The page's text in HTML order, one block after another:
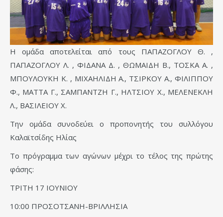
Η ομάδα αποτελείται από τους ΠΑΠΑΖΟΓΛΟΥ Θ. ,
ΠΑΠΑΖΟΓΛΟΥ Λ. , ΦΙΔΑΝΑ Δ. , ΘΩΜΑΙΔΗ Β., ΤΟΣΚΑ Α. ,
ΜΠΟΥΛΟΥΚΗ Κ. , ΜΙΧΑΗΛΙΔΗ Α., ΤΣΙΡΚΟΥ Α., ΦΙΛΙΠΠΟΥ
Φ., ΜΑΤΤΑ Γ., ΣΑΜΠΑΝΤΖΗ Γ., ΗΛΤΣΙΟΥ Χ., ΜΕΛΕΝΕΚΛΗ
Λ., ΒΑΣΙΛΕΙΟΥ Χ.
Την ομάδα συνοδεύει ο προπονητής του συλλόγου
Καλαϊτσίδης Ηλίας
Το πρόγραμμα των αγώνων μέχρι το τέλος της πρώτης
φάσης:
ΤΡΙΤΗ 17 ΙΟΥΝΙΟΥ
10:00 ΠΡΟΣΟΤΣΑΝΗ-ΒΡΙΛΛΗΣΙΑ